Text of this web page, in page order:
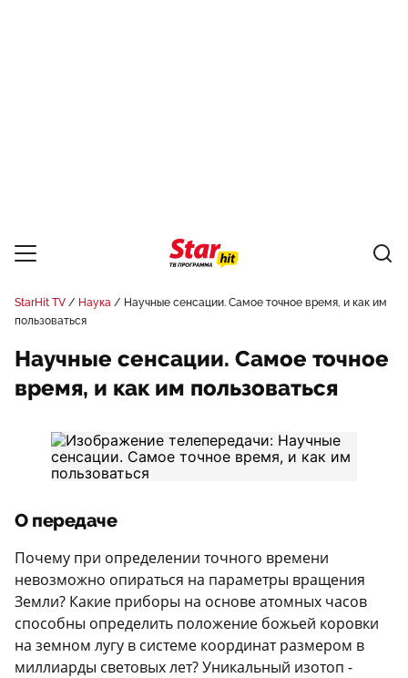
StarHit TV Наука
Научные сенсации. Самое точное время, и как им
пользоваться
Научные сенсации. Самое точное
время, и как им пользоваться
О передаче
Почему при определении точного времени
невозможно опираться на параметры вращения
Земли? Какие приборы на основе атомных часов
способны определить положение божьей коровки
на земном лугу в системе координат размером в
миллиарды световых лет? Уникальный изотоп -